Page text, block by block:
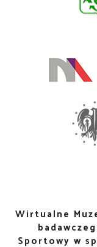
Wirtualne
Sportowy w